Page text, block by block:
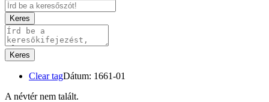
Keres
Keres
Clear tagDátum: 1661-01
A névtér nem talált.